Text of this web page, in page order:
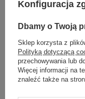
Materiał
Rodzaj powierzchni
Konfiguracja
Dbamy o Twoją
Sklep korzysta z
Polityką dotyczącą
przechowywania lub
Więcej informacji na
znaleźć także na